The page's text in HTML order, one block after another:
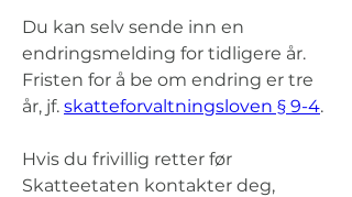
Du kan selv sende inn en
endringsmelding for tidligere år.
Fristen for å be om endring er tre
år, jf. skatteforvaltningsloven § 9-4.
Hvis du frivillig retter før
Skatteetaten kontakter deg,